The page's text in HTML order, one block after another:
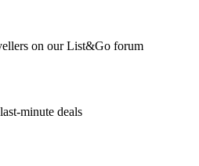
on our List&Go forum
minute deals